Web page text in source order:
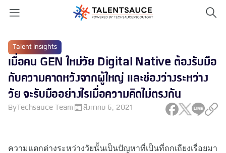
Talent Insights
เมื่อคน GEN ใหม่วัย Digital Native ต้องรับมือ
กับความคาดหวังจากผู้ใหญ่ และช่องว่างระหว่าง
วัย จะรับมืออย่างไรเมื่อความคิดไม่ตรงกัน
ByTechsauce Team สิงหาคม 5, 2021
ความแตกต่างระหว่างวัยนั้นเป็นปัญหาที่เป็นที่ถกเถียงเรื่อยมา